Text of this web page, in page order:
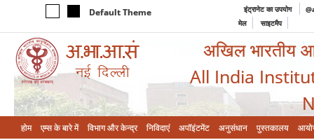
Default Theme इंट्रानेट का उपयोग
मेल
साइटमैप
अखिल भारतीय
All India
होम एम्‍स के बारे में विभाग और केन्‍द्र निविदाएं अपॉइंटमेंट अनुसंधान पुस्तकालय